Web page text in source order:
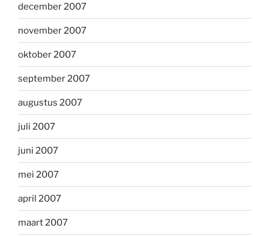
december 2007
november 2007
oktober 2007
september 2007
augustus 2007
juli 2007
juni 2007
mei 2007
april 2007
maart 2007